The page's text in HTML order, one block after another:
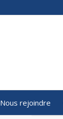
Nous rejoindre